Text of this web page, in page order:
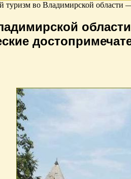
туризм во Владимирской области